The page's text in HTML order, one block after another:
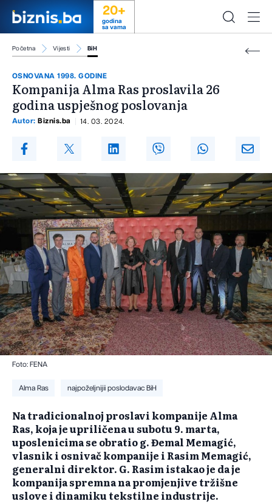
20+
godina
sa vama
Početna Vijesti BiH
OSNOVANA 1998. GODINE
Kompanija Alma Ras proslavila 26
godina uspješnog poslovanja
Autor: Biznis.ba 14. 03. 2024.
Foto: FENA
Alma Ras najpoželjnijii poslodavac BiH
Na tradicionalnoj proslavi kompanije Alma
Ras, koja je upriličena u subotu 9. marta,
uposlenicima se obratio g. Đemal Memagić,
vlasnik i osnivač kompanije i Rasim Memagić,
generalni direktor. G. Rasim istakao je da je
kompanija spremna na promjenjive tržišne
uslove i dinamiku tekstilne industrije.